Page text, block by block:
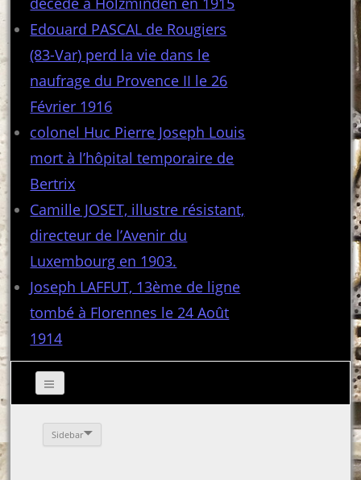
Edouard PASCAL de Rougiers
(83-Var) perd la vie dans le
naufrage du Provence II le 26
Février 1916
colonel Huc Pierre Joseph Louis
mort à l’hôpital temporaire de
Bertrix
Camille JOSET, illustre résistant,
directeur de l’Avenir du
Luxembourg en 1903.
Joseph LAFFUT, 13ème de ligne
tombé à Florennes le 24 Août
1914
Sidebar